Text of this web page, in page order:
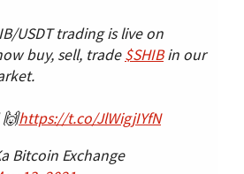
USDT trading is live on
buy, sell, trade$SHIBin our
🙌https://t.co/JlWigjIYfN
Bitcoin Exchange